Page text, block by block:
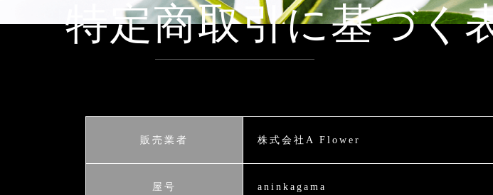
特定商取引に基づく
販売業者 株式会社A Flower
屋号 aninkagama